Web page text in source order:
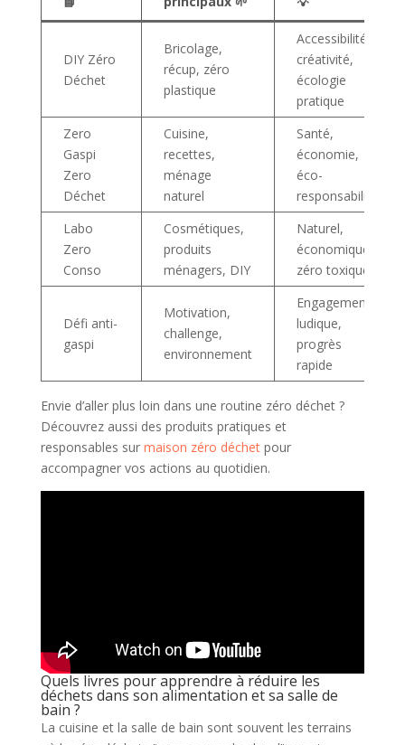
DIY Zéro
Déchet
Bricolage,
récup, zéro
plastique
Accessibilité,
créativité,
écologie
pratique
Zero
Gaspi
Zero
Déchet
Cuisine,
recettes,
ménage
naturel
Santé,
économie,
éco-
responsabilité
Labo
Zero
Conso
Cosmétiques,
produits
ménagers, DIY
Naturel,
économique,
zéro toxique
Défi anti-
gaspi
Motivation,
challenge,
environnement
Engagement,
ludique,
progrès
rapide
Envie d’aller plus loin dans une routine zéro déchet ?
Découvrez aussi des produits pratiques et
responsables sur maison zéro déchetpour
accompagner vos actions au quotidien.
Quels livres pour apprendre à réduire les
déchets dans son alimentation et sa salle de
bain ?
La cuisine et la salle de bain sont souvent les terrains